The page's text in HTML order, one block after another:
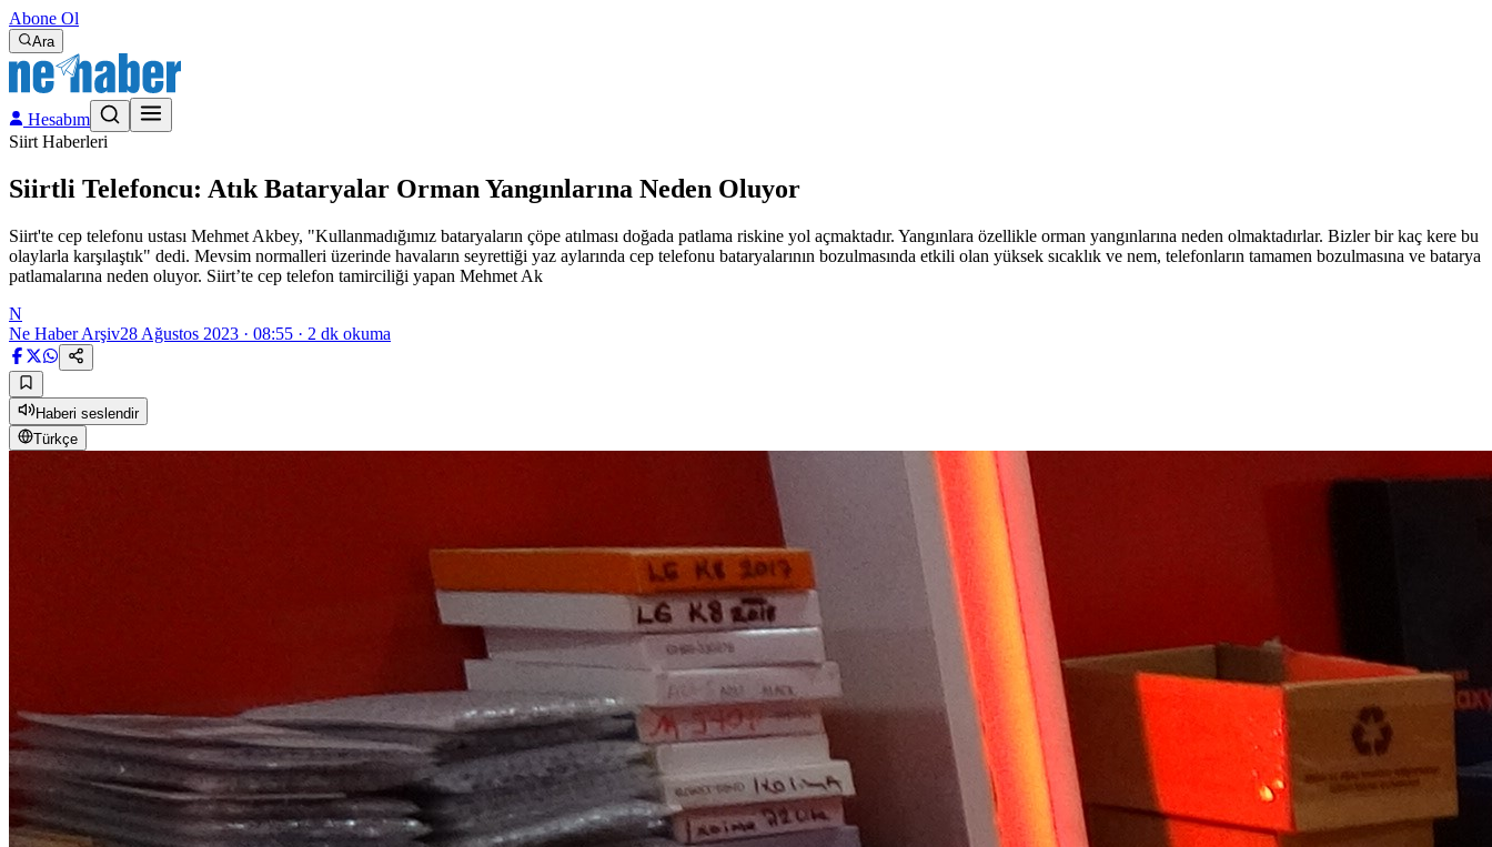
Abone Ol
Ara
Hesabım
Siirt Haberleri
Siirtli Telefoncu: Atık Bataryalar Orman Yangınlarına Neden Oluyor
Siirt'te cep telefonu ustası Mehmet Akbey, "Kullanmadığımız bataryaların çöpe atılması doğada patlama riskine yol açmaktadır. Yangınlara özellikle orman yangınlarına neden olmaktadırlar. Bizler bir kaç kere bu
olaylarla karşılaştık" dedi. Mevsim normalleri üzerinde havaların seyrettiği yaz aylarında cep telefonu bataryalarının bozulmasında etkili olan yüksek sıcaklık ve nem, telefonların tamamen bozulmasına ve batarya
patlamalarına neden oluyor. Siirt’te cep telefon tamirciliği yapan Mehmet Ak
N
Ne Haber Arşiv28 Ağustos 2023 · 08:55 · 2 dk okuma
Haberi seslendir
Türkçe